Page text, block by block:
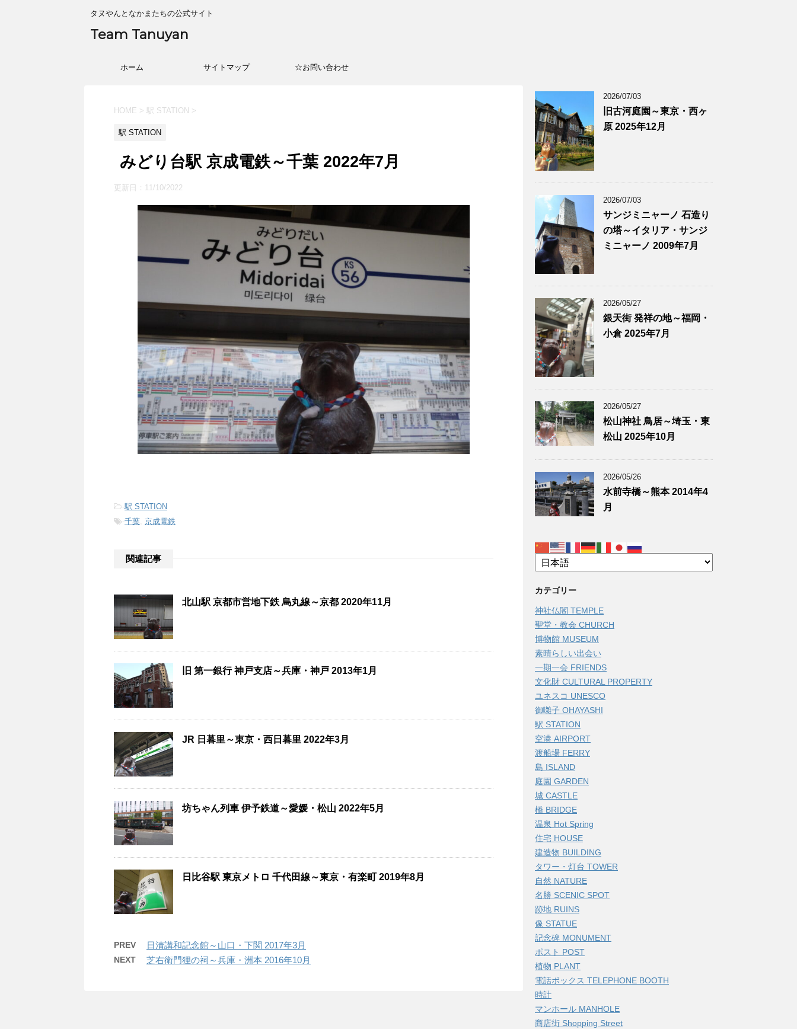
タヌやんとなかまたちの公式サイト
Team Tanuyan
ホーム サイトマップ ☆お問い合わせ
HOME > 駅 STATION >
駅 STATION
みどり台駅 京成電鉄～千葉 2022年7月
更新日： 11/10/2022
-駅 STATION
-千葉 京成電鉄
関連記事
北山駅 京都市営地下鉄 烏丸線～京都 2020年11月
旧 第一銀行 神戸支店～兵庫・神戸 2013年1月
JR 日暮里～東京・西日暮里 2022年3月
坊ちゃん列車 伊予鉄道～愛媛・松山 2022年5月
日比谷駅 東京メトロ 千代田線～東京・有楽町 2019年8月
PREV 日清講和記念館～山口・下関 2017年3月
NEXT 芝右衛門狸の祠～兵庫・洲本 2016年10月
2026/07/03
旧古河庭園～東京・西ヶ
原 2025年12月
2026/07/03
サンジミニャーノ 石造り
の塔～イタリア・サンジ
ミニャーノ 2009年7月
2026/05/27
銀天街 発祥の地～福岡・
小倉 2025年7月
2026/05/27
松山神社 鳥居～埼玉・東
松山 2025年10月
2026/05/26
水前寺橋～熊本 2014年4
月
カテゴリー
神社仏閣 TEMPLE
聖堂・教会 CHURCH
博物館 MUSEUM
素晴らしい出会い
一期一会 FRIENDS
文化財 CULTURAL PROPERTY
ユネスコ UNESCO
御囃子 OHAYASHI
駅 STATION
空港 AIRPORT
渡船場 FERRY
島 ISLAND
庭園 GARDEN
城 CASTLE
橋 BRIDGE
温泉 Hot Spring
住宅 HOUSE
建造物 BUILDING
タワー・灯台 TOWER
自然 NATURE
名勝 SCENIC SPOT
跡地 RUINS
像 STATUE
記念碑 MONUMENT
ポスト POST
植物 PLANT
電話ボックス TELEPHONE BOOTH
時計
マンホール MANHOLE
商店街 Shopping Street